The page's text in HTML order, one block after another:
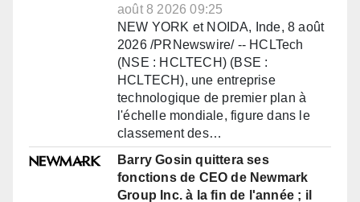
août 8 2026 09:25
NEW YORK et NOIDA, Inde, 8 août
2026 /PRNewswire/ -- HCLTech
(NSE : HCLTECH) (BSE :
HCLTECH), une entreprise
technologique de premier plan à
l'échelle mondiale, figure dans le
classement des…
Barry Gosin quittera ses
fonctions de CEO de Newmark
Group Inc. à la fin de l'année ; il